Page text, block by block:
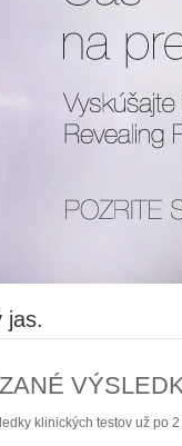
jas.
klinických testov už po